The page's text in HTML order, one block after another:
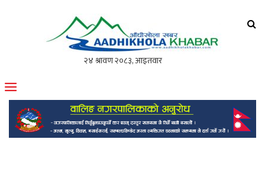
मोफसलकै लोकप्रिय अनलाइन पत्रिका